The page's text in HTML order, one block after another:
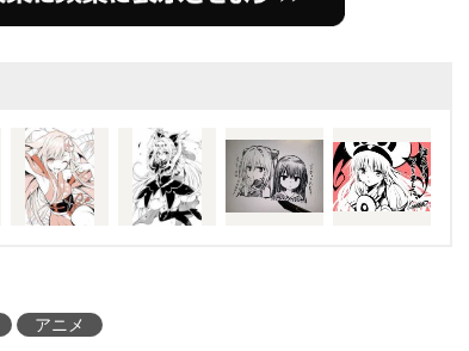
の交流と成長を描
アニメ